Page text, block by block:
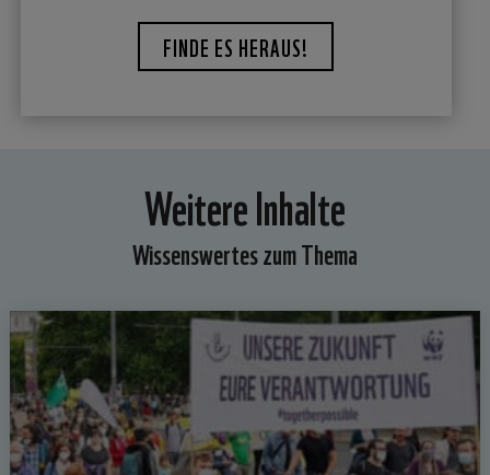
FINDE ES HERAUS!
Weitere Inhalte
Wissenswertes zum Thema